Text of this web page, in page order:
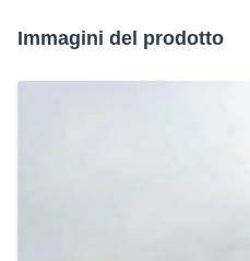
Immagini del prodotto